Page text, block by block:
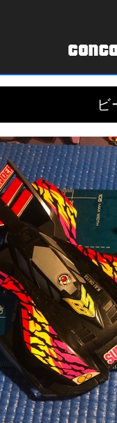
ビ